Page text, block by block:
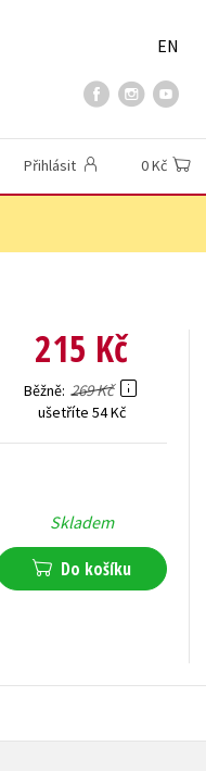
EN
Přihlásit 0 Kč
215 Kč
Běžně 269 Kč
ušetříte 54 Kč
Skladem
Do košíku